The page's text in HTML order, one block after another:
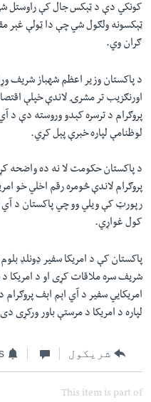
کونکي دې د ټېکس جال کې راوستل
ټېکسونه ولګول شي چې دا ټولې
ګران وي.
د پاکستان وزير اعظم شهباز شريف
اورنګزيب تر مشرۍ لاندې خپلې
پروګرام د ترسره کېدو وروسته دې د
لوظنامې لپاره خبرې پېل کړي.
د پاکستان حکومت لا نه ده واضحه
پروګرام لاندې څومره رقم اخلي خو
کول غواړي.
پاکستان کې د امریکا سفیر ډونلډ
شريف سره ملاقات کړی او د امریکا
امريکايي سفير د آي اېم اېف
لپاره د امریکا د مرستې باور ورکړی
شریکول
This item is part of